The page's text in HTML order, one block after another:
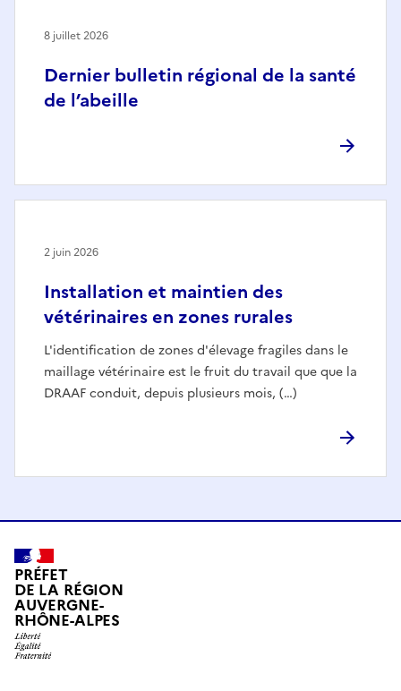
Dernier bulletin régional de la santé
de l’abeille
8 juillet 2026
Installation et maintien des
vétérinaires en zones rurales
L'identification de zones d'élevage fragiles dans le
maillage vétérinaire est le fruit du travail que que la
DRAAF conduit, depuis plusieurs mois, (…)
2 juin 2026
PRÉFET
DE LA RÉGION
AUVERGNE-
RHÔNE-ALPES